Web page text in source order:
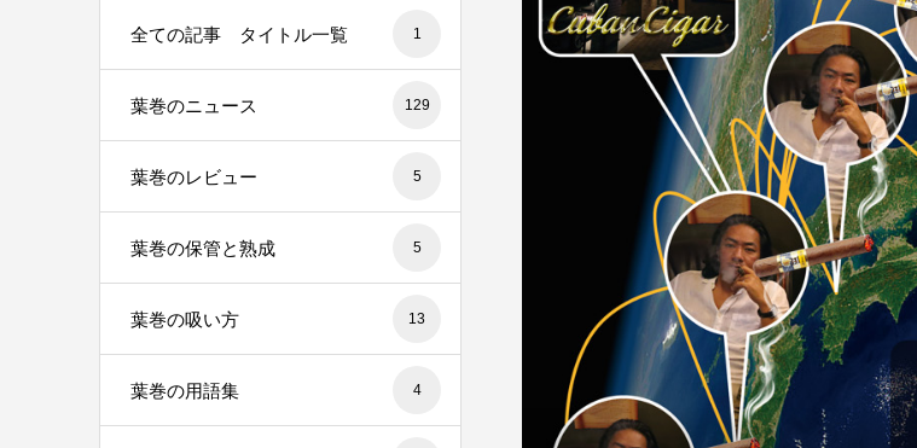
全ての記事 タイトル一覧 1
葉巻のニュース 129
葉巻のレビュー 5
葉巻の保管と熟成 5
葉巻の吸い方 13
葉巻の用語集 4